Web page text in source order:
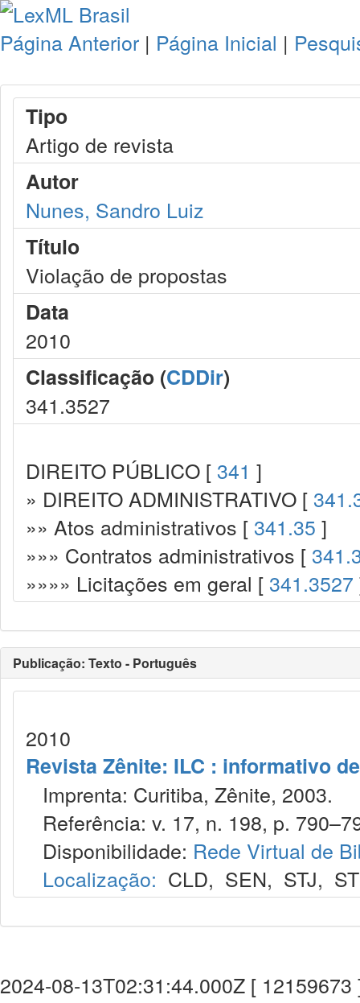
Página Anterior | Página Inicial |
Tipo
Artigo de revista
Autor
Nunes, Sandro Luiz
Título
Violação de propostas
Data
2010
Classificação (CDDir)
341.3527
DIREITO PÚBLICO [ 341 ]
» DIREITO ADMINISTRATIVO [
»» Atos administrativos [ 341.35 ]
»»» Contratos administrativos [
»»»» Licitações em geral [ 341.3527
Publicação: Texto - Português
2010
Revista Zênite: ILC : informativo
Imprenta: Curitiba, Zênite, 2003.
Referência: v. 17, n. 198, p.
Disponibilidade: Rede Virtual de
Localização: CLD, SEN, STJ,
2024-08-13T02:31:44.000Z [ 12159673